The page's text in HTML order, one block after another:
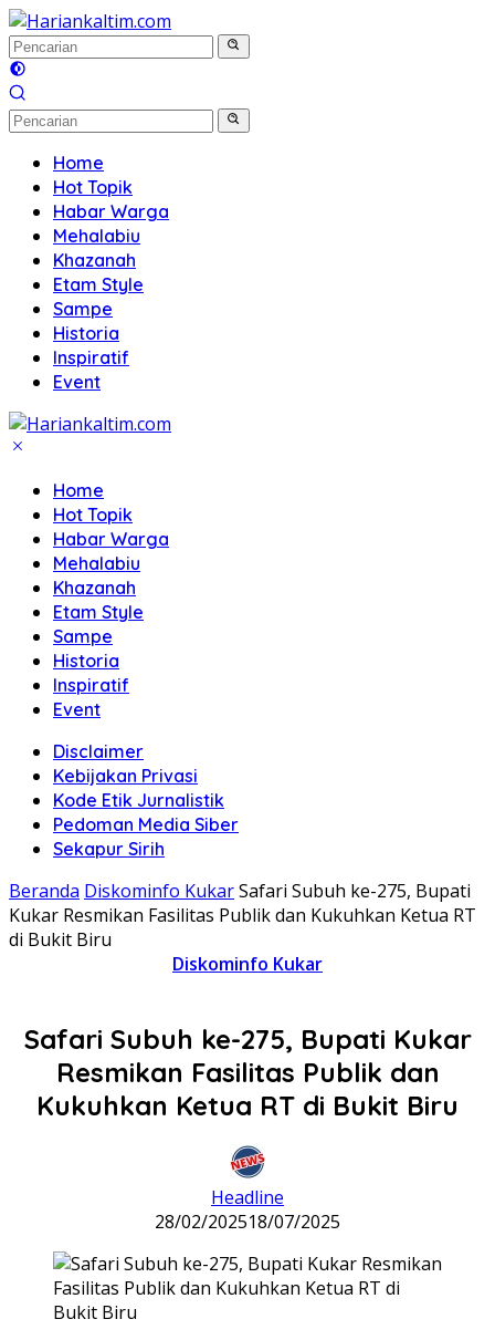
Langsung
ke
konten
Home
Hot Topik
Habar Warga
Mehalabiu
Khazanah
Etam Style
Sampe
Historia
Inspiratif
Event
Home
Hot Topik
Habar Warga
Mehalabiu
Khazanah
Etam Style
Sampe
Historia
Inspiratif
Event
Disclaimer
Kebijakan Privasi
Kode Etik Jurnalistik
Pedoman Media Siber
Sekapur Sirih
Beranda Diskominfo KukarSafari Subuh ke-275, Bupati
Kukar Resmikan Fasilitas Publik dan Kukuhkan Ketua RT
di Bukit Biru
Diskominfo Kukar
Safari Subuh ke-275, Bupati Kukar
Resmikan Fasilitas Publik dan
Kukuhkan Ketua RT di Bukit Biru
Headline
28/02/202518/07/2025